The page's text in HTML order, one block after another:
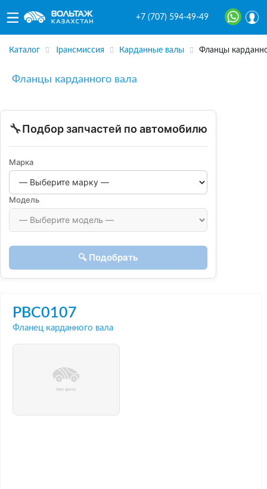
+7 (707) 594-49-49
Каталог Трансмиссия Карданные валы Фланцы
Фланцы карданного вала
🔧Подбор запчастей по автомобилю
Марка
Модель
🔍 Подобрать
PBC0107
Фланец карданного вала